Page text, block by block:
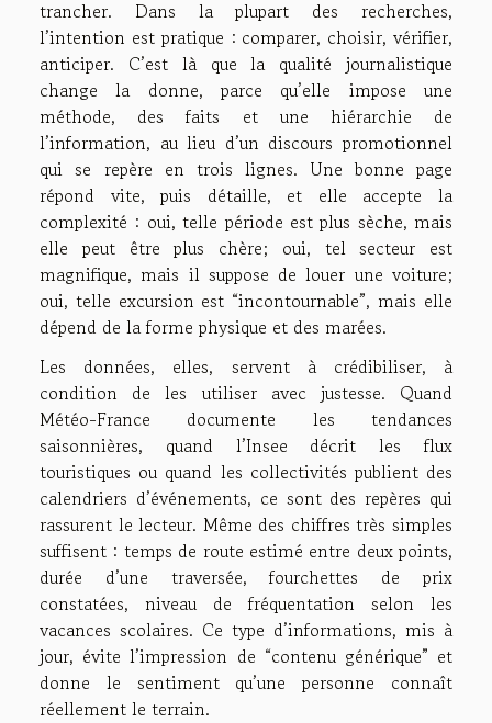
trancher. Dans la plupart des recherches,
l’intention est pratique : comparer, choisir, vérifier,
anticiper. C’est là que la qualité journalistique
change la donne, parce qu’elle impose une
méthode, des faits et une hiérarchie de
l’information, au lieu d’un discours promotionnel
qui se repère en trois lignes. Une bonne page
répond vite, puis détaille, et elle accepte la
complexité : oui, telle période est plus sèche, mais
elle peut être plus chère; oui, tel secteur est
magnifique, mais il suppose de louer une voiture;
oui, telle excursion est “incontournable”, mais elle
dépend de la forme physique et des marées.
Les données, elles, servent à crédibiliser, à
condition de les utiliser avec justesse. Quand
Météo-France documente les tendances
saisonnières, quand l’Insee décrit les flux
touristiques ou quand les collectivités publient des
calendriers d’événements, ce sont des repères qui
rassurent le lecteur. Même des chiffres très simples
suffisent : temps de route estimé entre deux points,
durée d’une traversée, fourchettes de prix
constatées, niveau de fréquentation selon les
vacances scolaires. Ce type d’informations, mis à
jour, évite l’impression de “contenu générique” et
donne le sentiment qu’une personne connaît
réellement le terrain.